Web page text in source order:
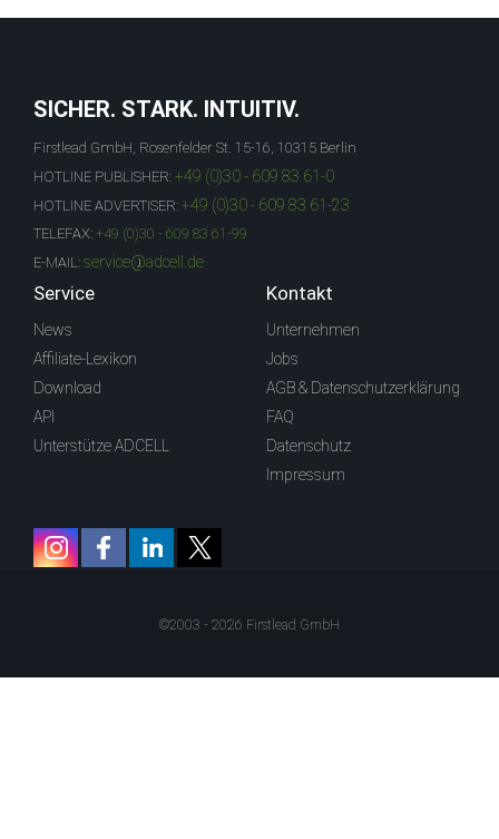
SICHER. STARK. INTUITIV.
Firstlead GmbH, Rosenfelder St. 15-16, 10315 Berlin
HOTLINE PUBLISHER: +49 (0)30 - 609 83 61-0
HOTLINE ADVERTISER: +49 (0)30 - 609 83 61-23
TELEFAX: +49 (0)30 - 609 83 61-99
E-MAIL: service@adcell.de
Service
News
Affiliate-Lexikon
Download
API
Unterstütze ADCELL
Kontakt
Unternehmen
Jobs
AGB & Datenschutzerklärung
FAQ
Datenschutz
Impressum
©2003 - 2026 Firstlead GmbH